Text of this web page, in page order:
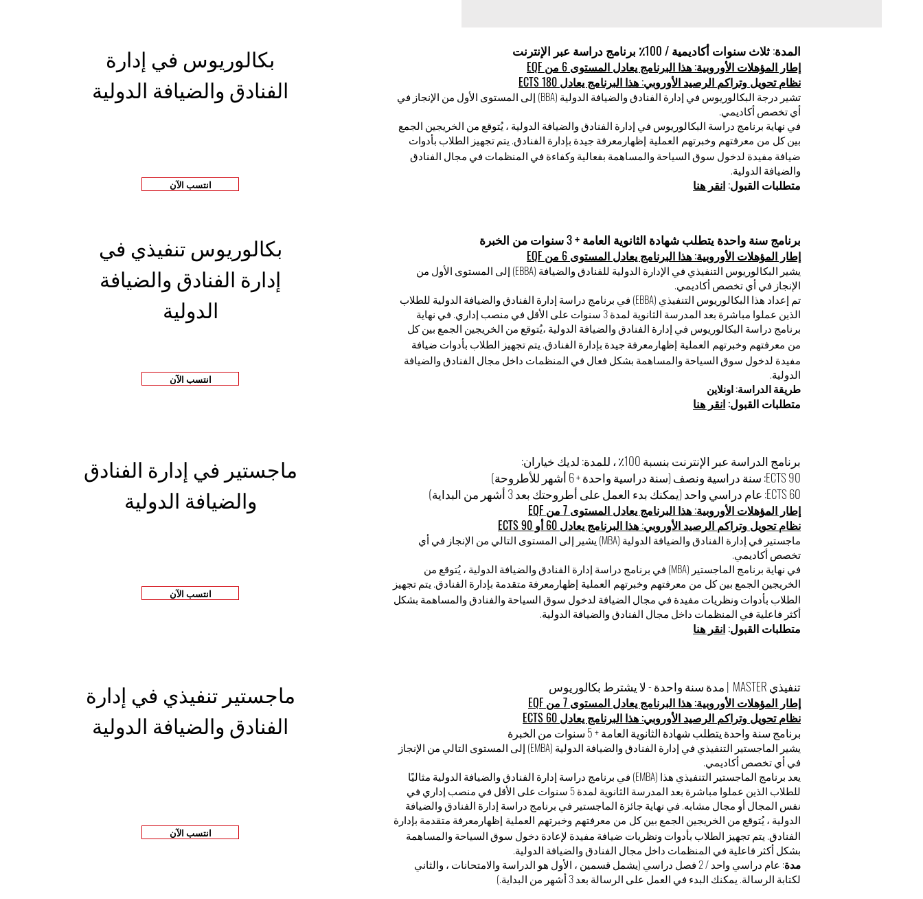
بكالوريوس في إدارة
الفنادق والضيافة الدولية
انتسب الآن
المدة: ثلاث سنوات أكاديمية / 100٪ برنامج دراسة عبر الإنترنت
إطار المؤهلات الأوروبية: هذا البرنامج يعادل المستوى 6 من EQF
نظام تحويل وتراكم الرصيد الأوروبي: هذا البرنامج يعادل 180 ECTS
تشير درجة البكالوريوس في إدارة الفنادق والضيافة الدولية (BBA) إلى المستوى الأول من الإنجاز في
أي تخصص أكاديمي.
في نهاية برنامج دراسة البكالوريوس في إدارة الفنادق والضيافة الدولية ، يُتوقع من الخريجين الجمع
بينكل من معرفتهم وخبرتهم العملية إظهار معرفة جيدة بإدارة الفنادق. يتم تجهيز الطلاب بأدوات
ضيافة مفيدة لدخول سوق السياحة والمساهمة بفعالية وكفاءة في المنظمات في مجال الفنادق
والضيافة الدولية.
متطلبات القبول: انقر هنا
بكالوريوس تنفيذي في
إدارة الفنادق والضيافة
الدولية
انتسب الآن
برنامج سنة واحدة يتطلب شهادة الثانوية العامة + 3 سنوات من الخبرة
إطار المؤهلات الأوروبية: هذا البرنامج يعادل المستوى 6 من EQF
يشير البكالوريوس التنفيذي في الإدارة الدولية للفنادق والضيافة (EBBA) إلى المستوى الأول من
الإنجاز في أي تخصص أكاديمي.
تم إعداد هذا البكالوريوس التنفيذي (EBBA) في برنامج دراسة إدارة الفنادق والضيافة الدولية للطلاب
الذين عملوا مباشرة بعد المدرسة الثانوية لمدة 3 سنوات على الأقل في منصب إداري. في نهاية
برنامج دراسة البكالوريوس في إدارة الفنادق والضيافة الدولية ،يُتوقع من الخريجين الجمع بينكل
من معرفتهم وخبرتهم العملية إظهار معرفة جيدة بإدارة الفنادق. يتم تجهيز الطلاب بأدوات ضيافة
مفيدة لدخول سوق السياحة والمساهمة بشكل فعال في المنظمات داخل مجال الفنادق والضيافة
الدولية.
طريقة الدراسة: اونلاين
متطلبات القبول: انقر هنا
ماجستير في إدارة الفنادق
والضيافة الدولية
انتسب الآن
برنامج الدراسة عبر الإنترنت بنسبة 100٪ ، للمدة: لديك خياران:
90 ECTS: سنة دراسية ونصف (سنة دراسية واحدة + 6 أشهر للأطروحة)
60 ECTS: عام دراسي واحد (يمكنك بدء العمل على أطروحتك بعد 3 أشهر من البداية)
إطار المؤهلات الأوروبية: هذا البرنامج يعادل المستوى 7 من EQF
نظام تحويل وتراكم الرصيد الأوروبي: هذا البرنامج يعادل 60 أو 90 ECTS
ماجستير في إدارة الفنادق والضيافة الدولية (MBA) يشير إلى المستوى التالي من الإنجاز في أي
تخصص أكاديمي.
في نهاية برنامج الماجستير (MBA) في برنامج دراسة إدارة الفنادق والضيافة الدولية ، يُتوقع من
الخريجين الجمع بينكل من معرفتهم وخبرتهم العملية إظهار معرفة متقدمة بإدارة الفنادق. يتم تجهيز
الطلاب بأدوات ونظريات مفيدة في مجال الضيافة لدخول سوق السياحة والفنادق والمساهمة بشكل
أكثر فاعلية في المنظمات داخل مجال الفنادق والضيافة الدولية.
متطلبات القبول: انقر هنا
ماجستير تنفيذي في إدارة
الفنادق والضيافة الدولية
انتسب الآن
تنفيذي MASTER | مدة سنة واحدة - لا يشترط بكالوريوس
إطار المؤهلات الأوروبية: هذا البرنامج يعادل المستوى 7 من EQF
نظام تحويل وتراكم الرصيد الأوروبي: هذا البرنامج يعادل 60 ECTS
برنامج سنة واحدة يتطلب شهادة الثانوية العامة + 5 سنوات من الخبرة
يشير الماجستير التنفيذي في إدارة الفنادق والضيافة الدولية (EMBA) إلى المستوى التالي من الإنجاز
في أي تخصص أكاديمي.
يعد برنامج الماجستير التنفيذي هذا (EMBA) في برنامج دراسة إدارة الفنادق والضيافة الدولية مثاليًا
للطلاب الذين عملوا مباشرة بعد المدرسة الثانوية لمدة 5 سنوات على الأقل في منصب إداري في
نفس المجال أو مجال مشابه. في نهاية جائزة الماجستير في برنامج دراسة إدارة الفنادق والضيافة
الدولية ، يُتوقع من الخريجين الجمع بينكل من معرفتهم وخبرتهم العملية إظهار معرفة متقدمة بإدارة
الفنادق. يتم تجهيز الطلاب بأدوات ونظريات ضيافة مفيدة لإعادة دخول سوق السياحة والمساهمة
بشكل أكثر فاعلية في المنظمات داخل مجال الفنادق والضيافة الدولية.
مدة
: عام دراسي واحد / 2 فصل دراسي (يشمل قسمين ، الأول هو الدراسة والامتحانات ، والثاني
لكتابة الرسالة. يمكنك البدء في العمل على الرسالة بعد 3 أشهر من البداية.)